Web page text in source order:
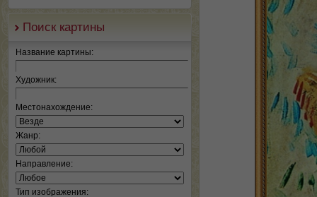
Поиск картины
Название картины:
Художник:
Местонахождение:
Жанр:
Направление:
Тип изображения: